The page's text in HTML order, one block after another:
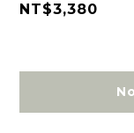
NT$3,380